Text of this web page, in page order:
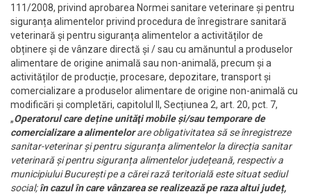
111/2008, privind aprobarea Normei sanitare veterinare și pentru
siguranța alimentelor privind procedura de înregistrare sanitară
veterinară și pentru siguranța alimentelor a activităților de
obținere și de vânzare directă și / sau cu amănuntul a produselor
alimentare de origine animală sau non-animală, precum și a
activităților de producție, procesare, depozitare, transport și
comercializare a produselor alimentare de origine non-animală cu
modificări și completări, capitolul II, Secțiunea 2, art. 20, pct. 7,
„Operatorul care deține unităţi mobile și/sau temporare de
comercializare a alimentelorare obligativitatea să se înregistreze
sanitar-veterinar și pentru siguranța alimentelor la direcția sanitar
veterinară și pentru siguranța alimentelor județeană, respectiv a
municipiului București pe a cărei rază teritorială este situat sediul
social; în cazul în care vânzarea se realizează pe raza altui județ,